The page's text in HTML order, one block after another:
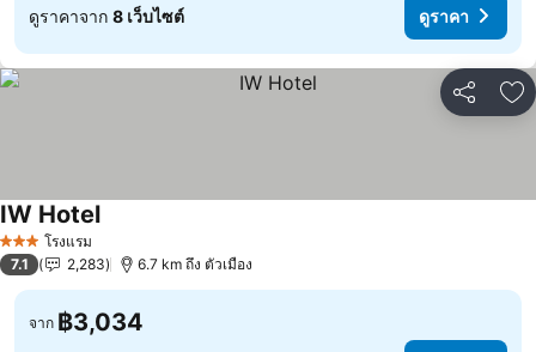
ดูราคาจาก 8 เว็บไซต์ ดูราคา
แชร์ เ
3 ดาว โรงแรม
IW Hotelดูราคา
7.1 2,283 6.7 km ถึง ตัวเมือง
จาก ฿3,034